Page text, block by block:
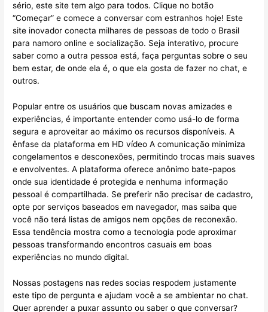
sério, este site tem algo para todos. Clique no botão
“Começar” e comece a conversar com estranhos hoje! Este
site inovador conecta milhares de pessoas de todo o Brasil
para namoro online e socialização. Seja interativo, procure
saber como a outra pessoa está, faça perguntas sobre o seu
bem estar, de onde ela é, o que ela gosta de fazer no chat, e
outros.
Popular entre os usuários que buscam novas amizades e
experiências, é importante entender como usá-lo de forma
segura e aproveitar ao máximo os recursos disponíveis. A
ênfase da plataforma em HD vídeo A comunicação minimiza
congelamentos e desconexões, permitindo trocas mais suaves
e envolventes. A plataforma oferece anônimo bate-papos
onde sua identidade é protegida e nenhuma informação
pessoal é compartilhada. Se preferir não precisar de cadastro,
opte por serviços baseados em navegador, mas saiba que
você não terá listas de amigos nem opções de reconexão.
Essa tendência mostra como a tecnologia pode aproximar
pessoas transformando encontros casuais em boas
experiências no mundo digital.
Nossas postagens nas redes socias respodem justamente
este tipo de pergunta e ajudam você a se ambientar no chat.
Quer aprender a puxar assunto ou saber o que conversar?